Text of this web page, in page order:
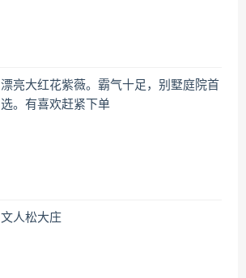
漂亮大红花紫薇。霸气十足，别墅庭院首
选。有喜欢赶紧下单
文人松大庄